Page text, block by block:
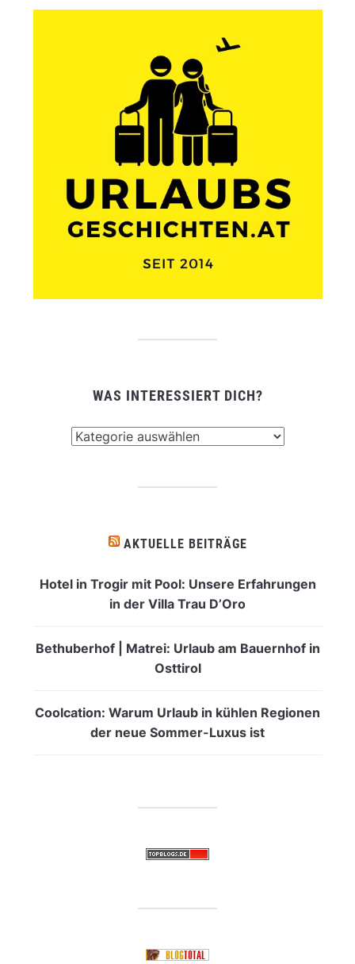
WAS INTERESSIERT DICH?
AKTUELLE BEITRÄGE
Hotel in Trogir mit Pool: Unsere Erfahrungen
in der Villa Trau D’Oro
Bethuberhof | Matrei: Urlaub am Bauernhof in
Osttirol
Coolcation: Warum Urlaub in kühlen Regionen
der neue Sommer-Luxus ist